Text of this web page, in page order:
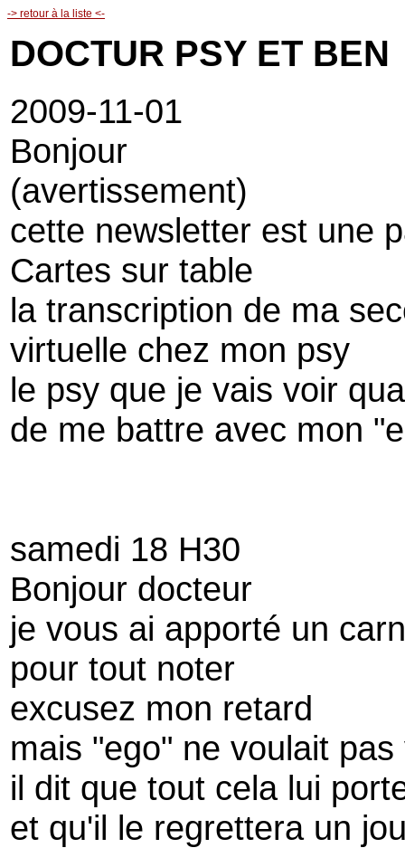
-> retour à la liste <-
DOCTUR PSY ET BEN
2009-11-01
Bonjour
(avertissement)
cette newsletter est une
Cartes sur table
la transcription de ma
virtuelle chez mon psy
le psy que je vais voir
de me battre avec mon
samedi 18 H30
Bonjour docteur
je vous ai apporté un
pour tout noter
excusez mon retard
mais "ego" ne voulait pas
il dit que tout cela lui
et qu'il le regrettera un